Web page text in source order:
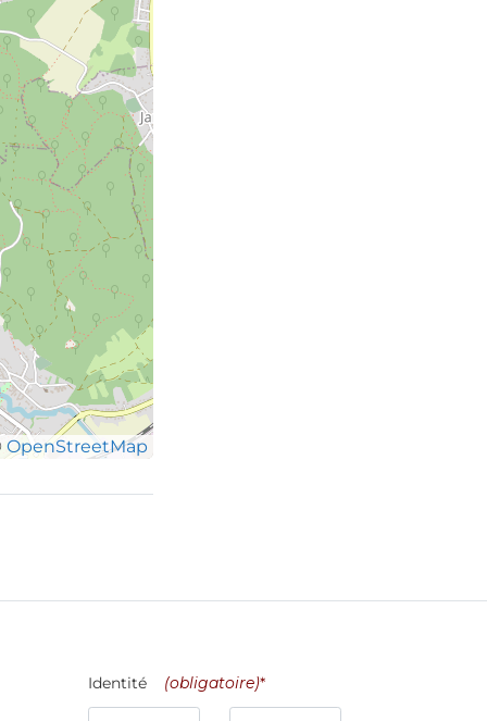
OpenStreetMap
Identité (obligatoire)*